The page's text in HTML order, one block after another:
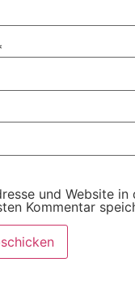
und Website in
Kommentar